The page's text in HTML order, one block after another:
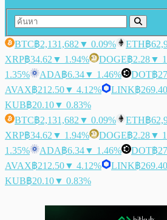
BTC฿2,131,682 ▼ 0.09% ETH฿
XRP฿34.62 ▼ 1.94% DOGE฿2.28▼
1.35%
ADA฿6.34▼ 1.46% DOT฿
AVAX฿212.50▼ 4.12% LINK฿269.40
KUB฿20.10▼ 0.83%
BTC฿2,131,682 ▼ 0.09% ETH฿
XRP฿34.62 ▼ 1.94% DOGE฿2.28▼
1.35%
ADA฿6.34▼ 1.46% DOT฿
AVAX฿212.50▼ 4.12% LINK฿269.40
KUB฿20.10▼ 0.83%